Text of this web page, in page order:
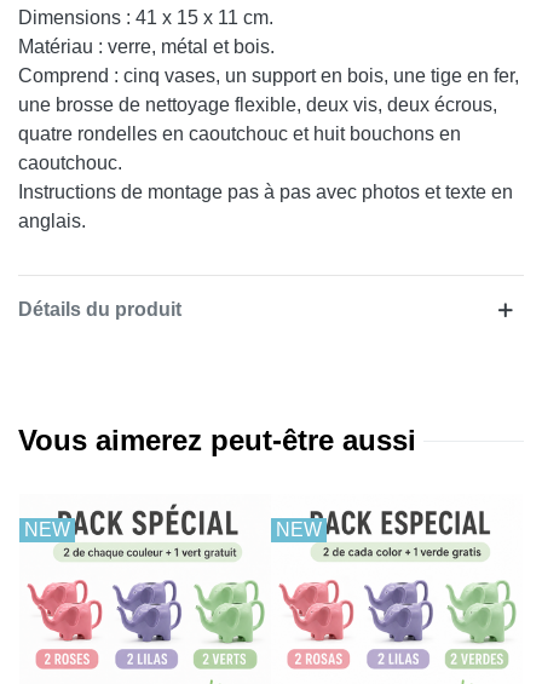
Dimensions : 41 x 15 x 11 cm.
Matériau : verre, métal et bois.
Comprend : cinq vases, un support en bois, une tige en fer,
une brosse de nettoyage flexible, deux vis, deux écrous,
quatre rondelles en caoutchouc et huit bouchons en
caoutchouc.
Instructions de montage pas à pas avec photos et texte en
anglais.
Détails du produit
Vous aimerez peut-être aussi
NEW NEW